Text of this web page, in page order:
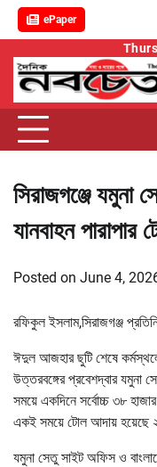
ePaper
content
সিরাজগঞ্জে যমুনা
যানবাহন
Posted on June 4,
রফিকুল ইসলাম,সিরাজগঞ্জ
ঈদুল আজহার ছুটি শেষে
উত্তরবঙ্গের প্রবেশদ্বার যমুনা
সময়ে একদিনে সর্বোচ্চ ৩৮
একই সময়ে টোল আদায় হয়েছে
যমুনা সেতু সাইট অফিস ও